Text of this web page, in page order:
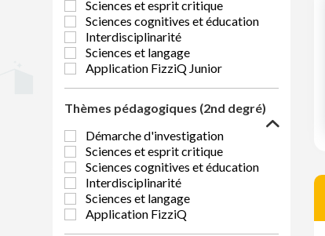
Sciences et esprit critique
Sciences cognitives et éducation
Interdisciplinarité
Sciences et langage
Application FizziQ Junior
Thèmes pédagogiques (2nd degré)
Démarche d'investigation
Sciences et esprit critique
Sciences cognitives et éducation
Interdisciplinarité
Sciences et langage
Application FizziQ